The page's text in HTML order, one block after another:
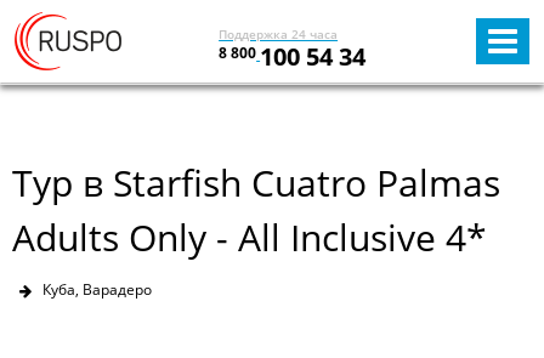
Поддержка 24 часа
8 800 100 54 34
Тур в Starfish Cuatro Palmas
Adults Only - All Inclusive 4*
Куба, Варадеро